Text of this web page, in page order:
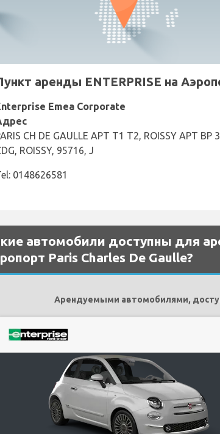
аренды ENTERPRISE на
Emea Corporate
CH DE GAULLE APT T1 T2, ROISSY APT BP
ROISSY, 95716, J
0148626581
автомобили доступны для
Paris Charles De Gaulle?
Арендуемыми автомобилями,